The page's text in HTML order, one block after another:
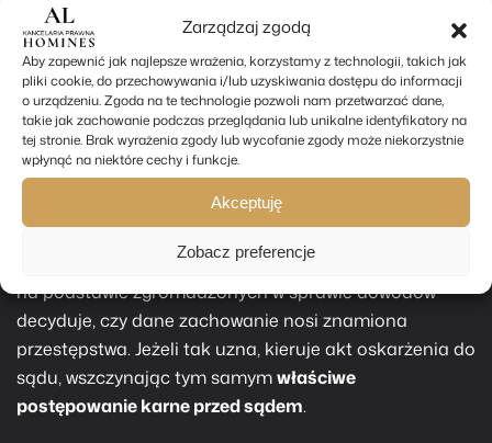
Zarządzaj zgodą
Aby zapewnić jak najlepsze wrażenia, korzystamy z technologii, takich jak
pliki cookie, do przechowywania i/lub uzyskiwania dostępu do informacji
o urządzeniu. Zgoda na te technologie pozwoli nam przetwarzać dane,
takie jak zachowanie podczas przeglądania lub unikalne identyfikatory na
tej stronie. Brak wyrażenia zgody lub wycofanie zgody może niekorzystnie
wpłynąć na niektóre cechy i funkcje.
Akceptuję
Zobacz preferencje
We wszelkich sprawach, w których mamy podejrzenie
fałszywych zeznań, przeprowadzone powinno być
stosownepostępowanie karne. W pierwszej kolejności
organy ścigania zawiadamia się o możliwości
popełnienia przestępstwa. Zawiadomienie może
złożyć każdy, najczęściej będzie to jeden z uczestników
postępowania np. strona, czy sędzia.
Po otrzymaniu zawiadomienia prokurator we
współpracy z policją wszczyna postępowania, w którym
na podstawie zgromadzonych w sprawie dowodów
decyduje, czy dane zachowanie nosi znamiona
przestępstwa. Jeżeli tak uzna, kieruje akt oskarżenia do
sądu, wszczynając tym samymwłaściwe
postępowanie karne przed sądem.